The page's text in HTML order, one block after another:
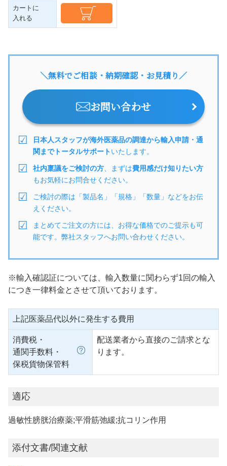
カートに
入れる
＼無料でご相談・納期確認・お見積り／
お問い合わせ
日本人スタッフが海外医薬品の調達から輸入申請・通
関までトータルサポートいたします。
社内稟議をご検討の方 、まずは費用感だけ知りたい方
もお気軽にお問合せください。
ご検討の際は「製品名」「規格」「数量」などをお伝
えください。
まとめてご注文の方には、お得な価格でのご提示も可
能です。弊社スタッフへお問い合わせください。
※輸入確認証については、輸入数量に関わらず1回の輸入
につき一律料金とさせて頂いております。
上記医薬品代以外に発生する費用
消費税・
通関手数料・
保税貨物保管料
配送業者から直接のご請求とな
ります。
適応
過敏性膀胱治療薬;平滑筋弛緩;抗コリン作用
添付文書/関連文献